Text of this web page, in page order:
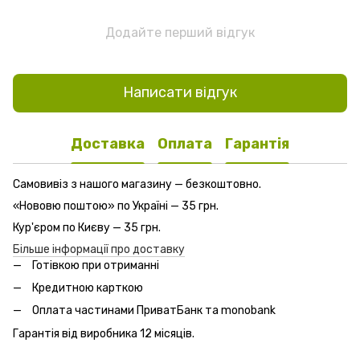
Додайте перший відгук
Написати відгук
Доставка Оплата Гарантія
Самовивіз з нашого магазину — безкоштовно.
«Нововю поштою» по Україні — 35 грн.
Кур'єром по Києву — 35 грн.
Більше інформації про доставку
Готівкою при отриманні
Кредитною карткою
Оплата частинами ПриватБанк та monobank
Гарантія від виробника 12 місяців.